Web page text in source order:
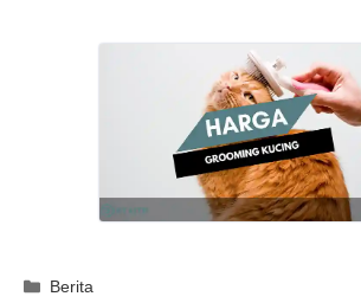
Categories
Berita